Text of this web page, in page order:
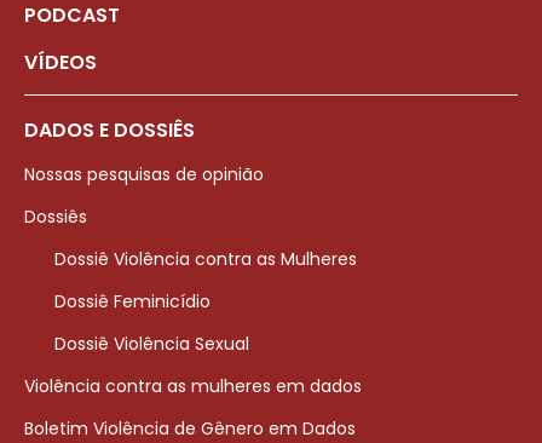
PODCAST
VÍDEOS
DADOS E DOSSIÊS
Nossas pesquisas de opinião
Dossiês
Dossiê Violência contra as Mulheres
Dossiê Feminicídio
Dossiê Violência Sexual
Violência contra as mulheres em dados
Boletim Violência de Gênero em Dados